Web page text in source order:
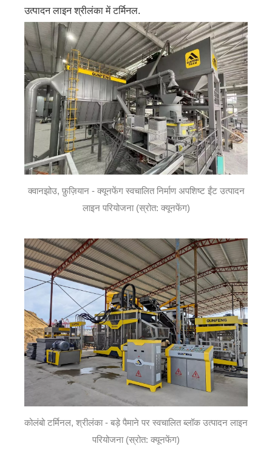
उत्पादन लाइन श्रीलंका में टर्मिनल.
क्वानझोउ, फ़ुज़ियान - क्यूनफेंग स्वचालित निर्माण अपशिष्ट ईंट उत्पादन
लाइन परियोजना (स्रोत: क्यूनफेंग)
कोलंबो टर्मिनल, श्रीलंका - बड़े पैमाने पर स्वचालित ब्लॉक उत्पादन लाइन
परियोजना (स्रोत: क्यूनफेंग)